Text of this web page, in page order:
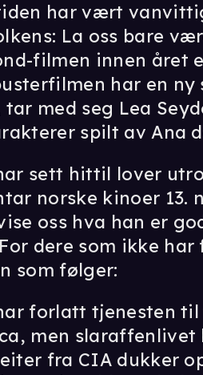
har vært
La oss bare
filmen innen året
har en ny
tar med seg Lea
spilt av Ana
sett hittil lover
norske kinoer 13.
oss hva han er
dere som ikke
som følger:
forlatt tjenesten
men
fra CIA dukker